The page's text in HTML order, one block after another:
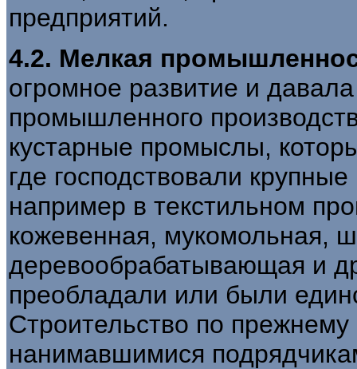
предприятий.
4.2. Мелкая
огромное развитие и
промышленного
кустарные промыслы,
где господствовали
например в текстильном
кожевенная, мукомольная,
деревообрабатывающая и
преобладали или были
Строительство по
нанимавшимися